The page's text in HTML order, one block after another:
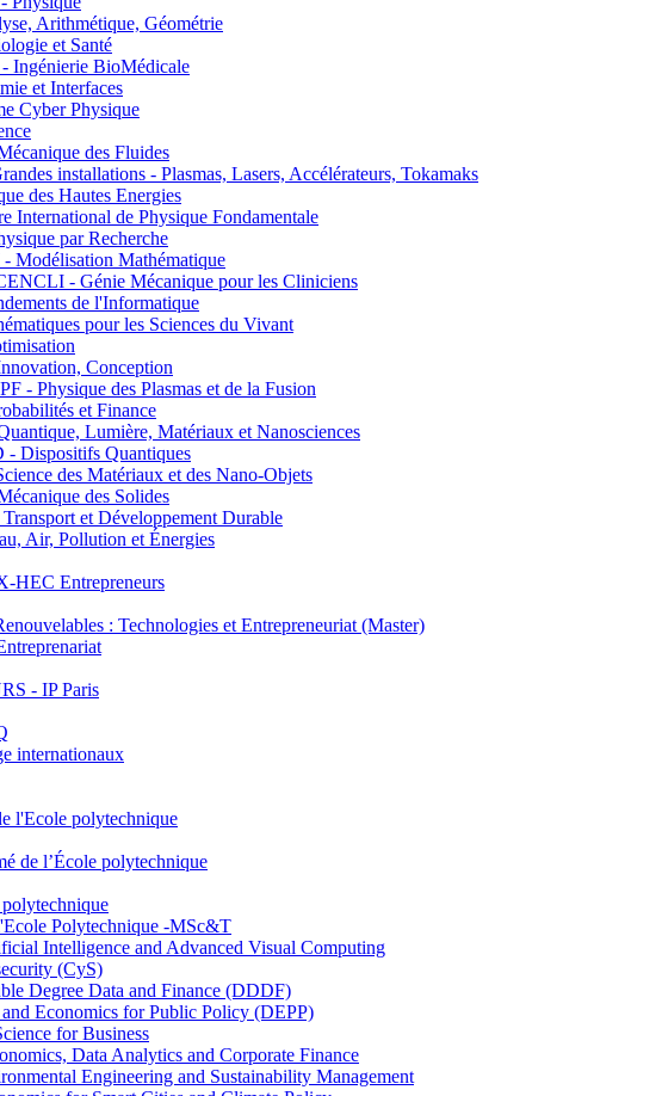
Arithmétique, Géométrie
et Santé
BioMédicale
et Interfaces
Cyber Physique
des Fluides
installations - Plasmas, Lasers, Accélérateurs, Tokamaks
des Hautes Energies
International de Physique Fondamentale
par Recherche
Mathématique
- Génie Mécanique pour les Cliniciens
de l'Informatique
pour les Sciences du Vivant
Conception
- Physique des Plasmas et de la Fusion
et Finance
Lumière, Matériaux et Nanosciences
Dispositifs Quantiques
des Matériaux et des Nano-Objets
des Solides
et Développement Durable
Air, Pollution et Énergies
HEC Entrepreneurs
: Technologies et Entrepreneuriat (Master)
- IP Paris
internationaux
l'Ecole polytechnique
de l’École polytechnique
Polytechnique -MSc&T
Intelligence and Advanced Visual Computing
(CyS)
Degree Data and Finance (DDDF)
Economics for Public Policy (DEPP)
for Business
Data Analytics and Corporate Finance
Engineering and Sustainability Management